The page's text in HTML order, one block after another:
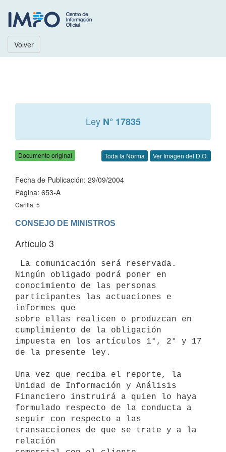
Volver
Ley N° 17835
Documento original Toda la Norma Ver Imagen del D.O.
Fecha de Publicación: 29/09/2004
Página: 653-A
Carilla: 5
CONSEJO DE MINISTROS
Artículo 3
Ningún obligado podrá poner en
conocimiento de las personas
participantes las actuaciones e
informes que
sobre ellas realicen o produzcan en
cumplimiento de la obligación
impuesta en los artículos 1°, 2° y 17
de la presente ley.
Una vez que reciba el reporte, la
Unidad de Información y Análisis
Financiero instruirá a quien lo haya
formulado respecto de la conducta a
seguir con respecto a las
transacciones de que se trate y a la
relación